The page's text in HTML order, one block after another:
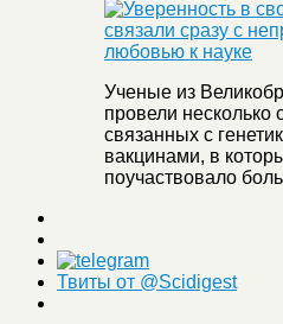
Ученые из
провели несколько
связанных с
вакцинами, в
поучаствовало
Твиты от @Scidigest